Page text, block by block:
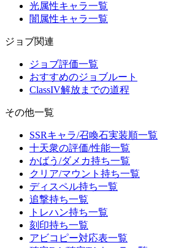
光属性キャラ一覧
闇属性キャラ一覧
ジョブ関連
ジョブ評価一覧
おすすめのジョブルート
ClassIV解放までの道程
その他一覧
SSRキャラ/召喚石実装順一覧
十天衆の評価/性能一覧
かばう/ダメカ持ち一覧
クリア/マウント持ち一覧
ディスペル持ち一覧
追撃持ち一覧
トレハン持ち一覧
刻印持ち一覧
アビコピー対応表一覧